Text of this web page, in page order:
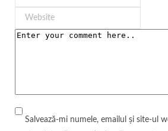
Salvează-mi numele, emailul și site-ul